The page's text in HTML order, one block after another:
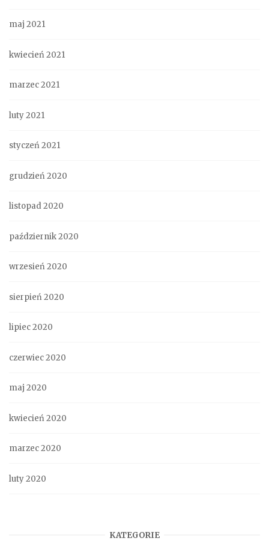
maj 2021
kwiecień 2021
marzec 2021
luty 2021
styczeń 2021
grudzień 2020
listopad 2020
październik 2020
wrzesień 2020
sierpień 2020
lipiec 2020
czerwiec 2020
maj 2020
kwiecień 2020
marzec 2020
luty 2020
KATEGORIE